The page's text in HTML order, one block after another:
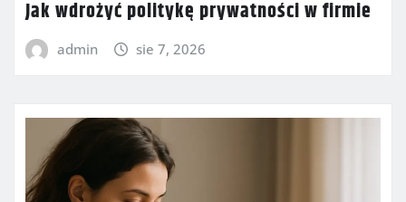
Jak wdrożyć politykę prywatności w firmie
admin sie 7, 2026